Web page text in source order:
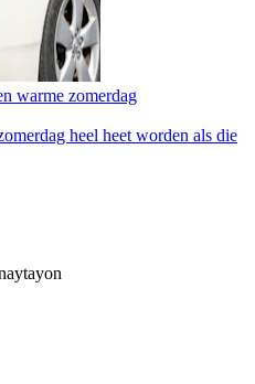
warme zomerdag
heel heet worden als die